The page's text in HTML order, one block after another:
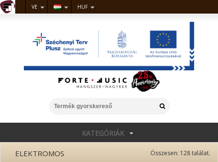
VE HUF
KATEGÓRIÁK
Összesen: 128találat.
ELEKTROMOS